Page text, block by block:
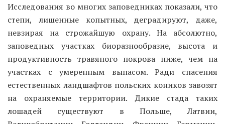
Исследования во многих заповедниках показали, что
степи, лишенные копытных, деградируют, даже,
невзирая на строжайшую охрану. На абсолютно,
заповедных участках биоразнообразие, высота и
продуктивность травяного покрова ниже, чем на
участках с умеренным выпасом. Ради спасения
естественных ландшафтов польских коников завозят
на охраняемые территории. Дикие стада таких
лошадей существуют в Польше, Латвии,